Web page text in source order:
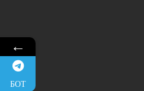
←
БОТ